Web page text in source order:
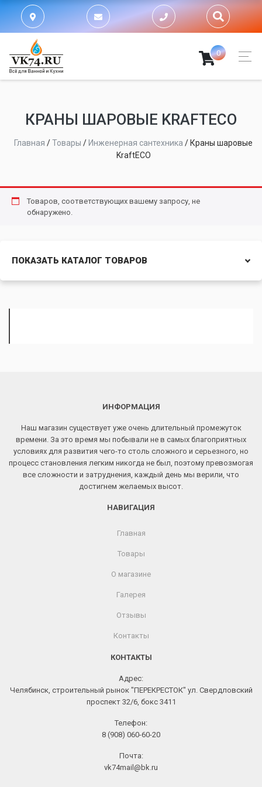
0
КРАНЫ ШАРОВЫЕ KRAFTECO
Главная /Товары / Инженерная сантехника / Краны шаровые
KraftECO
Товаров, соответствующих вашему запросу, не
обнаружено.
ПОКАЗАТЬ КАТАЛОГ ТОВАРОВ
ИНФОРМАЦИЯ
Наш магазин существует уже очень длительный промежуток
времени. За это время мы побывали не в самых благоприятных
условиях для развития чего-то столь сложного и серьезного, но
процесс становления легким никогда не был, поэтому превозмогая
все сложности и затруднения, каждый день мы верили, что
достигнем желаемых высот.
НАВИГАЦИЯ
Главная
Товары
О магазине
Галерея
Отзывы
Контакты
КОНТАКТЫ
Адрес:
Челябинск, строительный рынок "ПЕРЕКРЕСТОК" ул. Свердловский
проспект 32/6, бокс 3411
Телефон:
8 (908) 060-60-20
Почта:
vk74mail@bk.ru